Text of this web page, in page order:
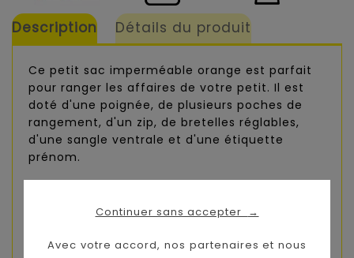
Continuer sans accepter →
Avec votre accord, nos partenaires et nous
Description Détails du produit
Ce petit sac imperméable orange est parfait
pour ranger les affaires de votre petit. Il est
doté d'une poignée, de plusieurs poches de
rangement, d'un zip, de bretelles réglables,
d'une sangle ventrale et d'une étiquette
prénom.
idéal pour les premiers jours de votre bambin à
la maternelle. De plus, nous retrouvons des
petites flèches et plumes illustrées pour partir